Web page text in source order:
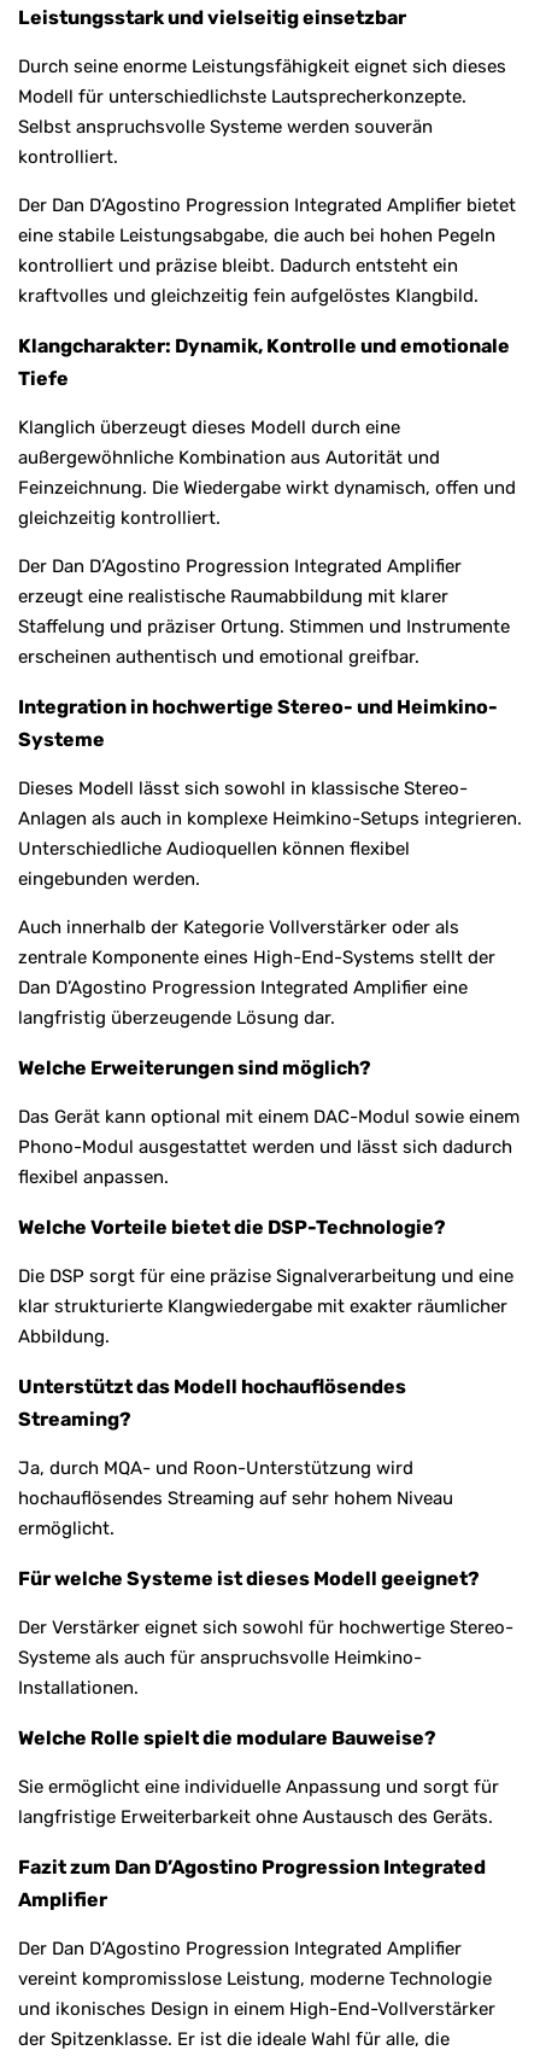
Leistungsstark und vielseitig einsetzbar
Durch seine enorme Leistungsfähigkeit eignet sich dieses
Modell für unterschiedlichste Lautsprecherkonzepte.
Selbst anspruchsvolle Systeme werden souverän
kontrolliert.
Der Dan D’Agostino Progression Integrated Amplifier bietet
eine stabile Leistungsabgabe, die auch bei hohen Pegeln
kontrolliert und präzise bleibt. Dadurch entsteht ein
kraftvolles und gleichzeitig fein aufgelöstes Klangbild.
Klangcharakter: Dynamik, Kontrolle und emotionale
Tiefe
Klanglich überzeugt dieses Modell durch eine
außergewöhnliche Kombination aus Autorität und
Feinzeichnung. Die Wiedergabe wirkt dynamisch, offen und
gleichzeitig kontrolliert.
Der Dan D’Agostino Progression Integrated Amplifier
erzeugt eine realistische Raumabbildung mit klarer
Staffelung und präziser Ortung. Stimmen und Instrumente
erscheinen authentisch und emotional greifbar.
Integration in hochwertige Stereo- und Heimkino-
Systeme
Dieses Modell lässt sich sowohl in klassische Stereo-
Anlagen als auch in komplexe Heimkino-Setups integrieren.
Unterschiedliche Audioquellen können flexibel
eingebunden werden.
Auch innerhalb der Kategorie Vollverstärker oder als
zentrale Komponente eines High-End-Systems stellt der
Dan D’Agostino Progression Integrated Amplifier eine
langfristig überzeugende Lösung dar.
Welche Erweiterungen sind möglich?
Das Gerät kann optional mit einem DAC-Modul sowie einem
Phono-Modul ausgestattet werden und lässt sich dadurch
flexibel anpassen.
Welche Vorteile bietet die DSP-Technologie?
Die DSP sorgt für eine präzise Signalverarbeitung und eine
klar strukturierte Klangwiedergabe mit exakter räumlicher
Abbildung.
Unterstützt das Modell hochauflösendes
Streaming?
Ja, durch MQA- und Roon-Unterstützung wird
hochauflösendes Streaming auf sehr hohem Niveau
ermöglicht.
Für welche Systeme ist dieses Modell geeignet?
Der Verstärker eignet sich sowohl für hochwertige Stereo-
Systeme als auch für anspruchsvolle Heimkino-
Installationen.
Welche Rolle spielt die modulare Bauweise?
Sie ermöglicht eine individuelle Anpassung und sorgt für
langfristige Erweiterbarkeit ohne Austausch des Geräts.
Fazit zum Dan D’Agostino Progression Integrated
Amplifier
Der Dan D’Agostino Progression Integrated Amplifier
vereint kompromisslose Leistung, moderne Technologie
und ikonisches Design in einem High-End-Vollverstärker
der Spitzenklasse. Er ist die ideale Wahl für alle, die